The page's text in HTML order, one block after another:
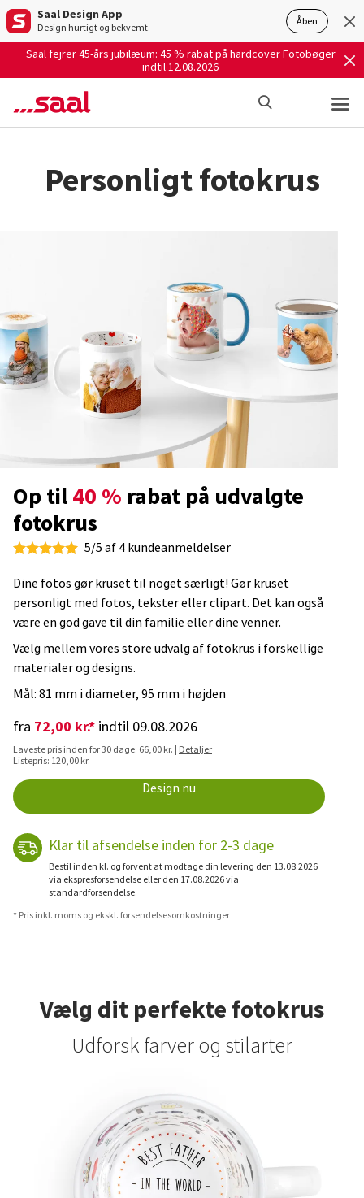
Saal Design App
Design hurtigt og bekvemt. Åben
Saal fejrer 45-års jubilæum: 45 % rabat på hardcover Fotobøger
indtil 12.08.2026
Personligt fotokrus
Op til40 % rabat på udvalgte
fotokrus
5/5 af 4 kundeanmeldelser
Dine fotos gør kruset til noget særligt! Gør kruset
personligt med fotos, tekster eller clipart. Det kan også
være en god gave til din familie eller dine venner.
Vælg mellem vores store udvalg af fotokrus i forskellige
materialer og designs.
Mål: 81 mm i diameter, 95 mm i højden
fra 72,00 kr.* indtil 09.08.2026
Laveste pris inden for 30 dage: 66,00 kr. | Detaljer
Listepris: 120,00 kr.
Design nu
Klar til afsendelse inden for 2-3 dage
Bestil inden kl. og forvent at modtage din levering den 13.08.2026
via ekspresforsendelse eller den 17.08.2026 via
standardforsendelse.
* Pris inkl. moms og ekskl. forsendelsesomkostninger
Vælg dit perfekte fotokrus
Udforsk farver og stilarter